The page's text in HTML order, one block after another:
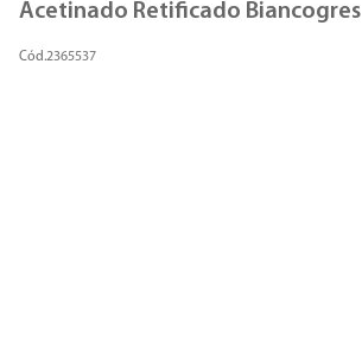
Acetinado Retificado Biancogres
2365537